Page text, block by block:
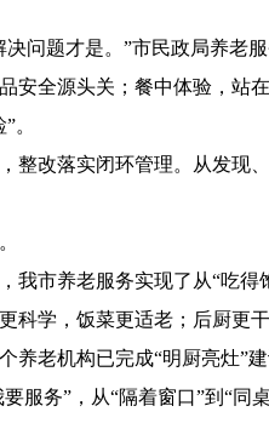
问题才是。”市民政局养老
安全源头关；餐中体验，站
。
整改落实闭环管理。从发现
我市养老服务实现了从“吃
科学，饭菜更适老；后厨更
养老机构已完成“明厨亮灶”
要服务”，从“隔着窗口”到“